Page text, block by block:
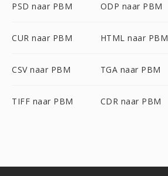
PSD naar PBM ODP naar PBM
CUR naar PBM HTML naar PBM
CSV naar PBM TGA naar PBM
TIFF naar PBM CDR naar PBM